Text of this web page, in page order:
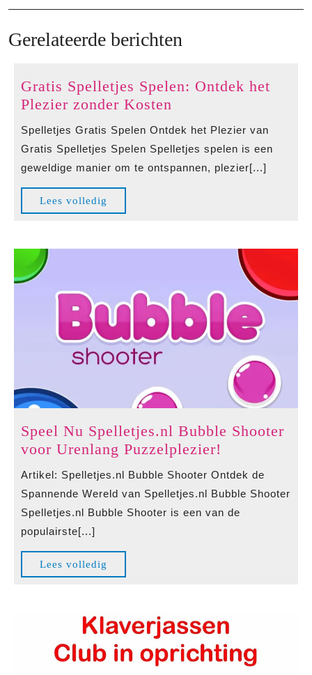
bericht
Gerelateerde berichten
Gratis Spelletjes Spelen: Ontdek het
Plezier zonder Kosten
Spelletjes
Spelen:
Ontdek
het
Spelletjes Gratis Spelen Ontdek het Plezier van
Gratis Spelletjes Spelen Spelletjes spelen is een
geweldige manier om te ontspannen, plezier[...]
Lees volledig
volledig
Speel Nu Spelletjes.nl Bubble Shooter
voor Urenlang Puzzelplezier!
Spelletjes.nl
Bubble
Shooter
Artikel: Spelletjes.nl Bubble Shooter Ontdek de
Spannende Wereld van Spelletjes.nl Bubble Shooter
Spelletjes.nl Bubble Shooter is een van de
populairste[...]
Lees volledig
volledig